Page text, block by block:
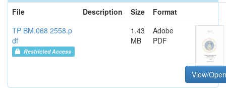
File
Description Size
Format
TP BM.068 2558.p
df
Restricted Access
1.43
MB
Adobe
PDF
View/Open